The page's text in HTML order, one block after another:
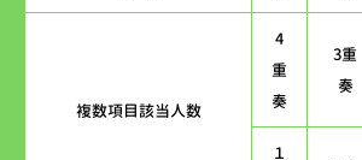
複数項目該当人数
4
重
奏
3重
奏
１